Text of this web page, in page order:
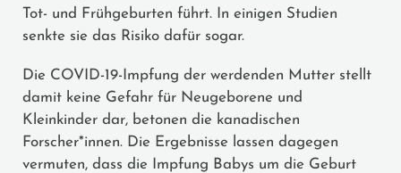
Tot- und Frühgeburten führt. In einigen Studien
senkte sie das Risiko dafür sogar.
Die COVID-19-Impfung der werdenden Mutter stellt
damit keine Gefahr für Neugeborene und
Kleinkinder dar, betonen die kanadischen
Forscher*innen. Die Ergebnisse lassen dagegen
vermuten, dass die Impfung Babys um die Geburt